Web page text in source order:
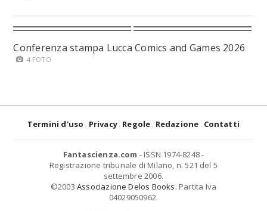
Conferenza stampa Lucca Comics and Games 2026
4 FOTO
Termini d'uso Privacy Regole Redazione Contatti
Fantascienza.com - ISSN 1974-8248 -
Registrazione tribunale di Milano, n. 521 del 5
settembre 2006.
©2003 Associazione Delos Books. Partita Iva
04029050962.